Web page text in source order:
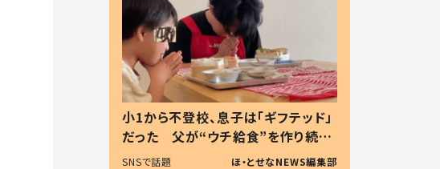
小1から不登校、息子は「ギフテッド」
だった 父が“ウチ給食”を作り続け
る理由とは #令和の親 #令和の子
SNSで話題 ほ・とせなNEWS編集部